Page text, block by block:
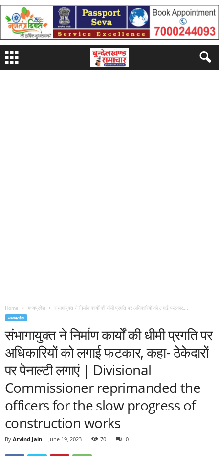
Home मध्यप्रदेश संभागायुक्त ने निर्माण कार्यों की धीमी प्रगति पर अधिकारियों को लगाई फटकार,...
मध्यप्रदेश
संभागायुक्त ने निर्माण कार्यों की धीमी प्रगति पर
अधिकारियों को लगाई फटकार, कहा- ठेकेदारों
पर पेनाल्टी लगाएं | Divisional
Commissioner reprimanded the
officers for the slow progress of
construction works
By Arvind Jain - June 19, 2023 70 0